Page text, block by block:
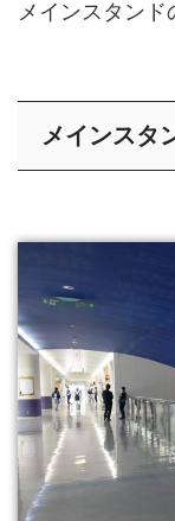
メインスタンド
メインスタ